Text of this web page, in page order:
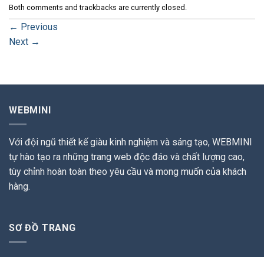
Both comments and trackbacks are currently closed.
← Previous
Next →
WEBMINI
Với đội ngũ thiết kế giàu kinh nghiệm và sáng tạo, WEBMINI
tự hào tạo ra những trang web độc đáo và chất lượng cao,
tùy chỉnh hoàn toàn theo yêu cầu và mong muốn của khách
hàng.
SƠ ĐỒ TRANG